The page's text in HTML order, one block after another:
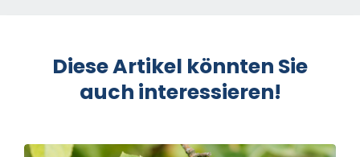
Diese Artikel könnten Sie
auch interessieren!